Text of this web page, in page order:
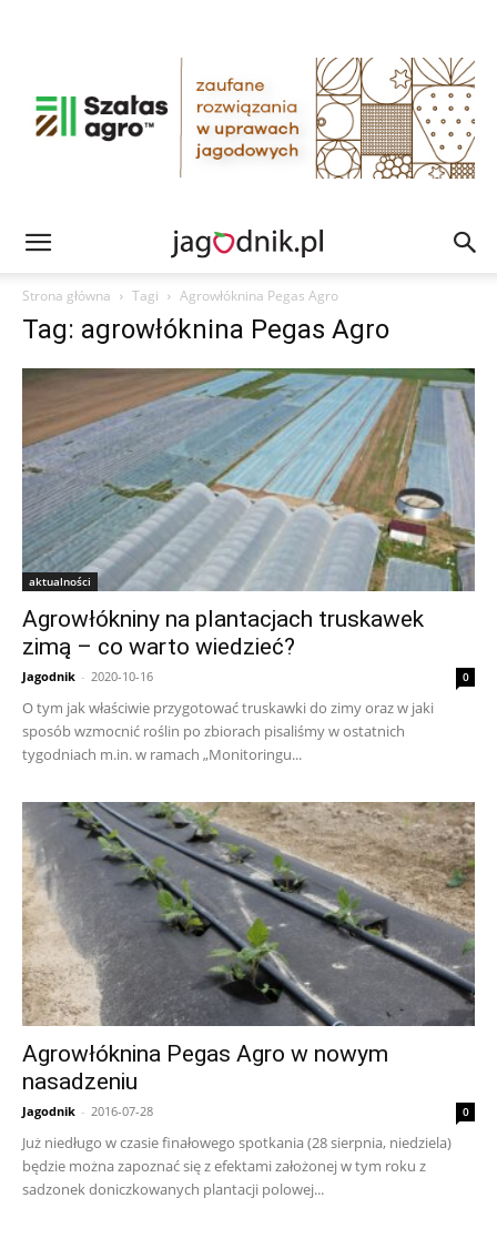
Strona główna Tagi Agrowłóknina Pegas Agro
Tag: agrowłóknina Pegas Agro
aktualności
Agrowłókniny na plantacjach truskawek
zimą – co warto wiedzieć?
Jagodnik - 2020-10-16 0
O tym jak właściwie przygotować truskawki do zimy oraz w jaki
sposób wzmocnić roślin po zbiorach pisaliśmy w ostatnich
tygodniach m.in. w ramach „Monitoringu...
Agrowłóknina Pegas Agro w nowym
nasadzeniu
Jagodnik - 2016-07-28 0
Już niedługo w czasie finałowego spotkania (28 sierpnia, niedziela)
będzie można zapoznać się z efektami założonej w tym roku z
sadzonek doniczkowanych plantacji polowej...